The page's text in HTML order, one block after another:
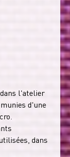
l'atelier
d'une
dans